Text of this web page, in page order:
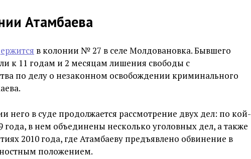
Атамбаева
в колонии № 27 в селе Молдовановка. Бывшего
к 11 годам и 2 месяцам лишения свободы с
по делу о незаконном освобождении криминального
него в суде продолжается рассмотрение двух дел: по кой-
в нем объединены несколько уголовных дел, а также
2010 года, где Атамбаеву предъявлено обвинение в
положением.